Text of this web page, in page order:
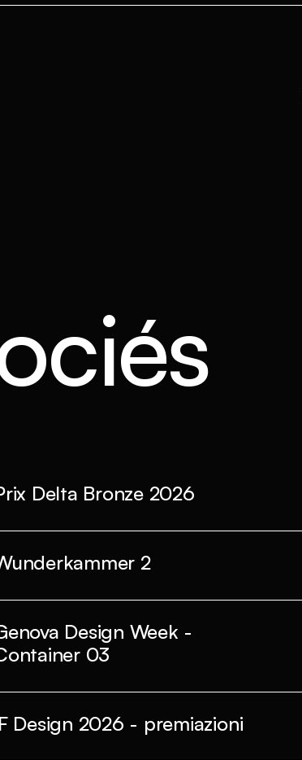
Delta Bronze 2026
2
Design Week -
03
Design 2026 - premiazioni